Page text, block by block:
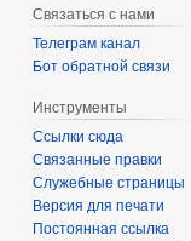
Связаться с нами
Телеграм канал
Бот обратной связи
Инструменты
Ссылки сюда
Связанные правки
Служебные страницы
Версия для печати
Постоянная ссылка